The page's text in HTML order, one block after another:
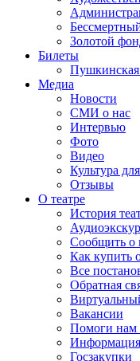
Золотой
Билеты
Пушкинская
Медиа
Новости
СМИ о нас
Интервью
Фото
Видео
Культура
Отзывы
О театре
История
Сообщить о
Как купить
Все
Обратная
Вакансии
Помоги нам
Госзакупки